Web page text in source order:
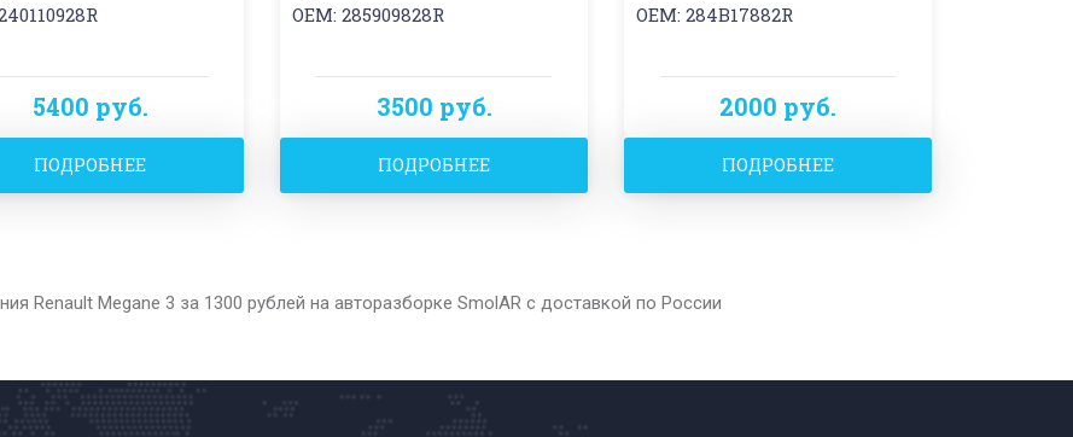
5400 руб.
ПОДРОБНЕЕ
OEM: 285909828R
3500 руб.
ПОДРОБНЕЕ
OEM: 284B17882R
2000 руб.
ПОДРОБНЕЕ
Renault Megane 3 за 1300 рублей на авторазборке SmolAR с доставкой по России